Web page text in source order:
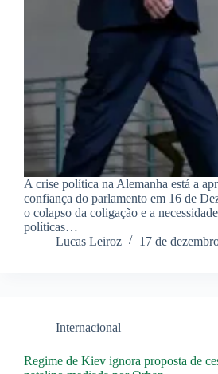
A crise política na Alemanha está a
confiança do parlamento em 16 de
o colapso da coligação e a
políticas…
Lucas Leiroz
17 de
Internacional
Regime de Kiev ignora proposta de